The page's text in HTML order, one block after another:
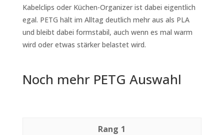
Kabelclips oder Küchen-Organizer ist dabei eigentlich
egal. PETG hält im Alltag deutlich mehr aus als PLA
und bleibt dabei formstabil, auch wenn es mal warm
wird oder etwas stärker belastet wird.
Noch mehr PETG Auswahl
1